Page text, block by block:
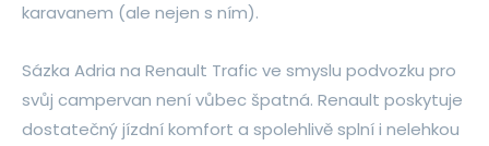
karavanem (ale nejen s ním).
Sázka Adria na Renault Trafic ve smyslu podvozku pro
svůj campervan není vůbec špatná. Renault poskytuje
dostatečný jízdní komfort a spolehlivě splní i nelehkou